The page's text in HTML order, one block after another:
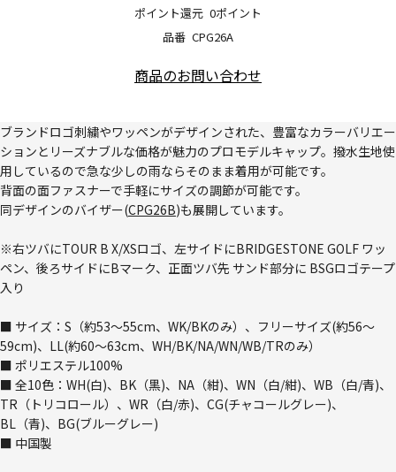
品番 CPG26A
ポイント還元 0ポイント
商品のお問い合わせ
ブランドロゴ刺繍やワッペンがデザインされた、豊富なカラーバリエー
ションとリーズナブルな価格が魅力のプロモデルキャップ。撥水生地使
用しているので急な少しの雨ならそのまま着用が可能です。
背面の面ファスナーで手軽にサイズの調節が可能です。
同デザインのバイザー(CPG26B)も展開しています。
※右ツバにTOUR B X/XSロゴ、左サイドにBRIDGESTONE GOLF ワッ
ペン、後ろサイドにBマーク、正面ツバ先 サンド部分に BSGロゴテープ
入り
■ サイズ：S（約53～55cm、WK/BKのみ）、フリーサイズ(約56～
59cm)、LL(約60～63cm、WH/BK/NA/WN/WB/TRのみ）
■ ポリエステル100%
■ 全10色：WH(白)、BK（黒)、NA（紺)、WN（白/紺)、WB（白/青)、
TR（トリコロール）、WR（白/赤)、CG(チャコールグレー)、
BL（青)、BG(ブルーグレー)
■ 中国製